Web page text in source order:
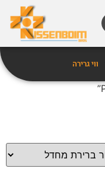
ווי גרירה